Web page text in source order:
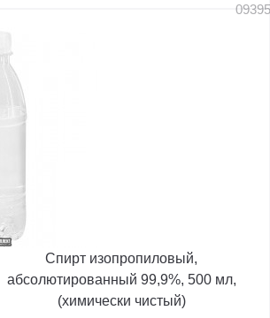
Спирт изопропиловый,
абсолютированный 99,9%, 500 мл,
(химически чистый)